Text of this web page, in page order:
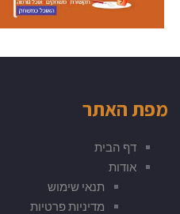
מפת האתר
דף הבית
אודות
תנאי שימוש
מדיניות פרטיות